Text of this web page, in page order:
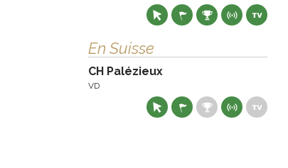
En Suisse
CH Palézieux
VD